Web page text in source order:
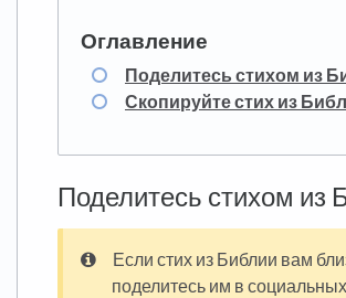
Поделитесь стихом из
Скопируйте стих из
Поделитесь стихом из
Если стих из Библии вам
поделитесь им в